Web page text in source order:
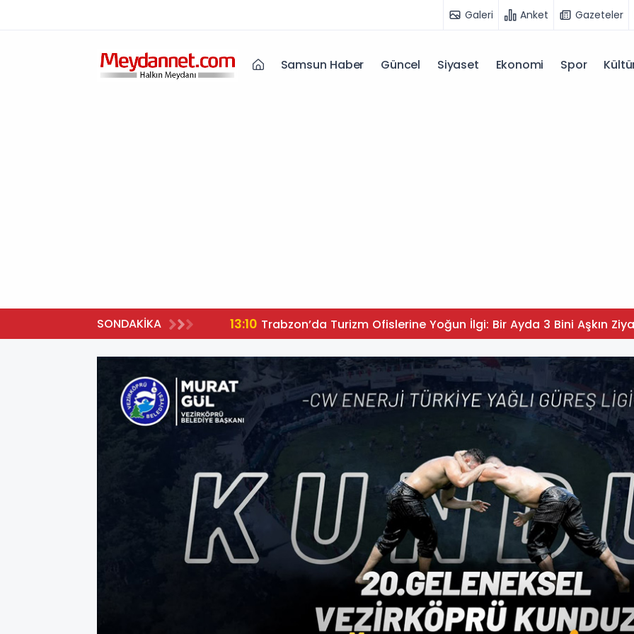
Galeri Anket Gazeteler
Samsun Haber Güncel Siyaset Ekonomi Spor
SONDAKİKA 13:10 Trabzon’da Turizm Ofislerine Yoğun İlgi: Bir Ayda 3 Bini Aşkın